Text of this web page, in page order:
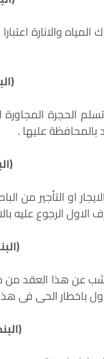
المياه والانارة
تسلم الحجرة
عليها .
او التأجير
الاول الرجوع
هذا العقد من
باخطار الحى فى هذا